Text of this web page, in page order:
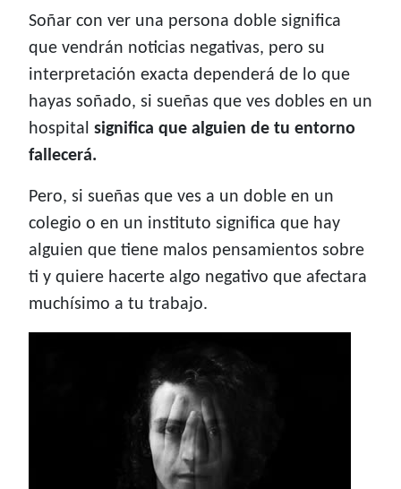
Soñar con ver una persona doble significa
que vendrán noticias negativas, pero su
interpretación exacta dependerá de lo que
hayas soñado, si sueñas que ves dobles en un
hospital significa que alguien de tu entorno
fallecerá.
Pero, si sueñas que ves a un doble en un
colegio o en un instituto significa que hay
alguien que tiene malos pensamientos sobre
ti y quiere hacerte algo negativo que afectara
muchísimo a tu trabajo.